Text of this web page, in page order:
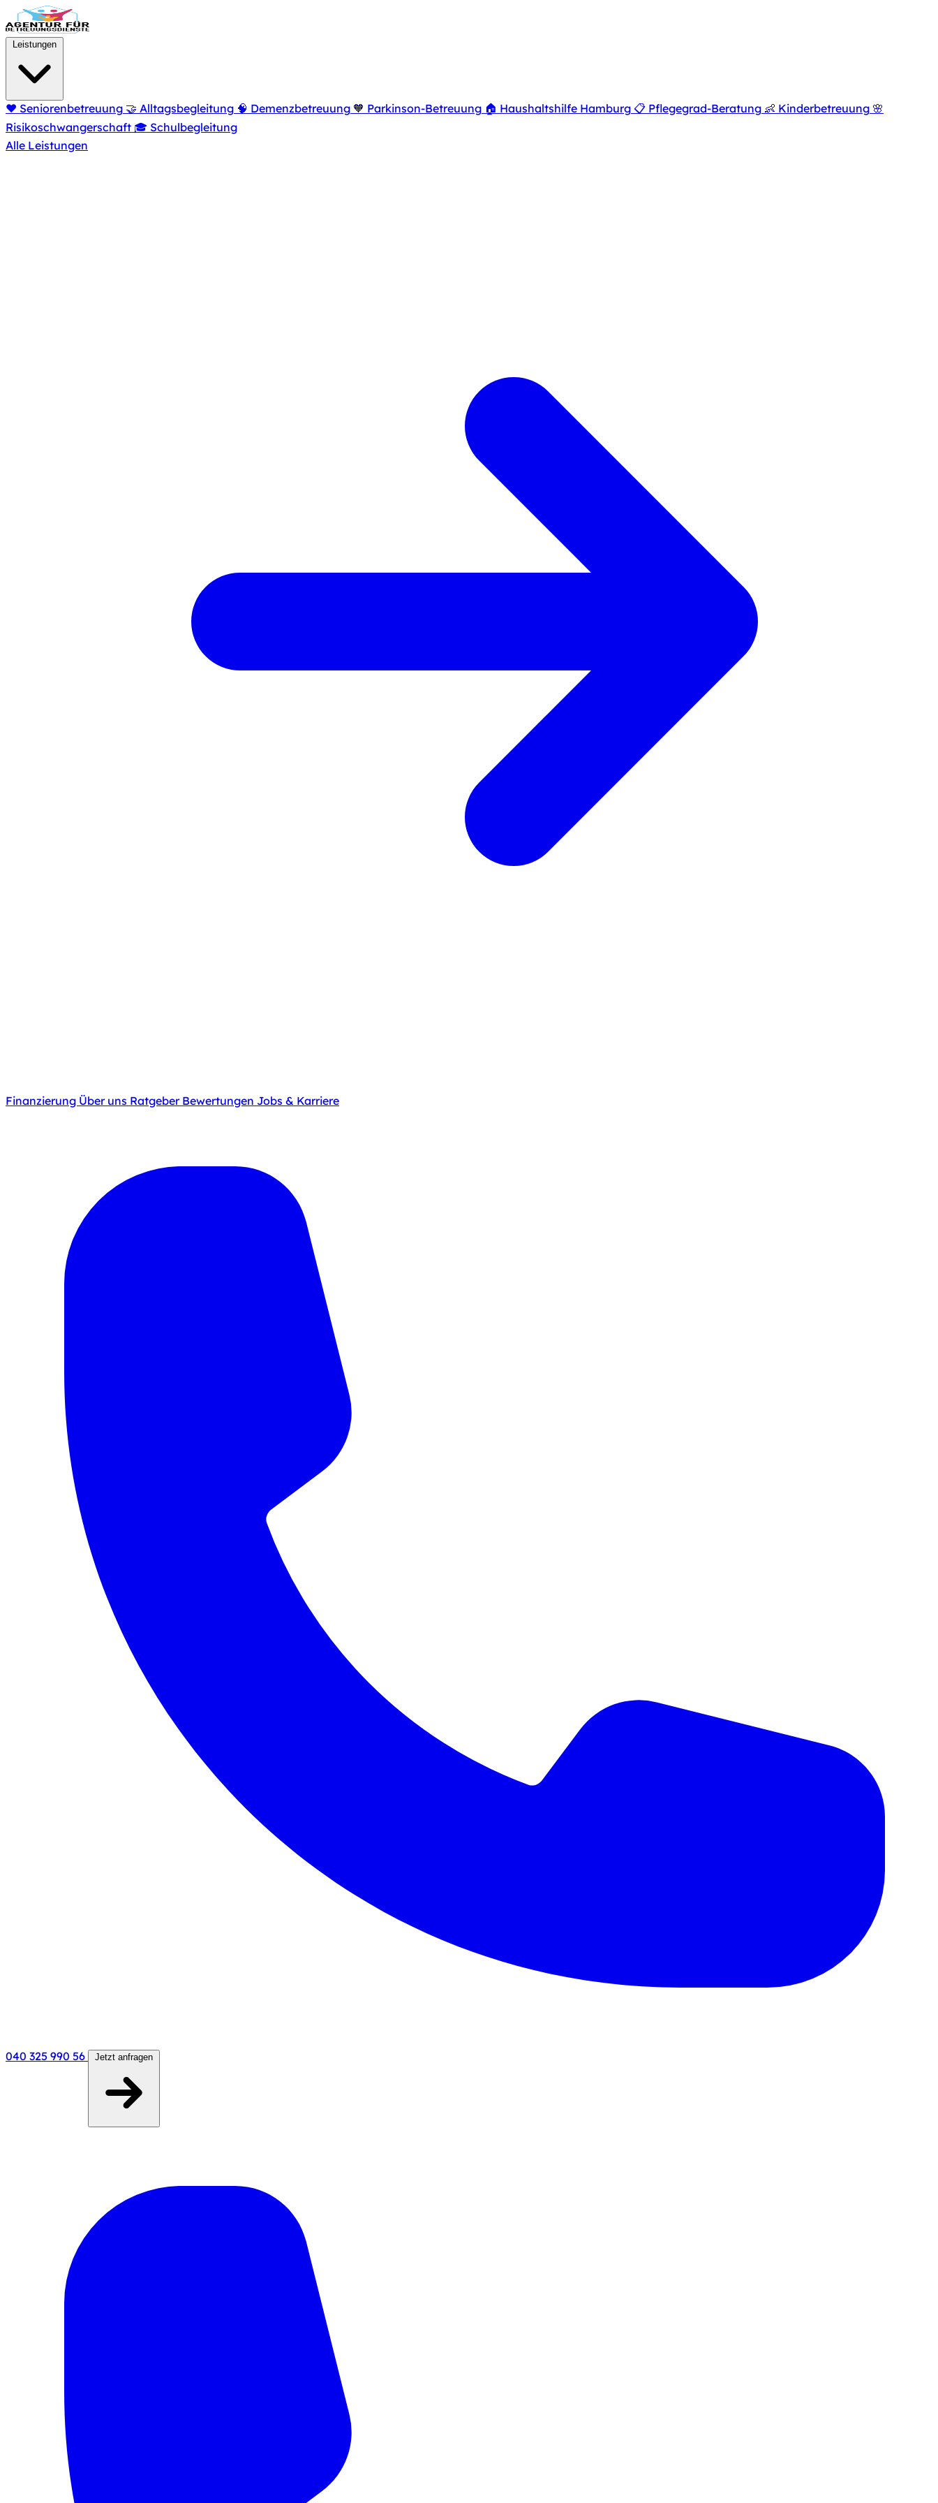
Zum Hauptinhalt springen
❤️ Seniorenbetreuung 🤝 Alltagsbegleitung 🧠 Demenzbetreuung 🧡 Parkinson-Betreuung 🏠 Haushaltshilfe Hamburg 📋 Pflegegrad-Beratung 👶 Kinderbetreuung 🌸
Risikoschwangerschaft 🎓 Schulbegleitung
Alle Leistungen
Finanzierung Über uns Ratgeber Bewertungen Jobs & Karriere
040 325 990 56